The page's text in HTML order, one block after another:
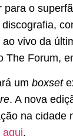
o
vivo da
The Forum,
um boxset
. A nova
na
aqui.